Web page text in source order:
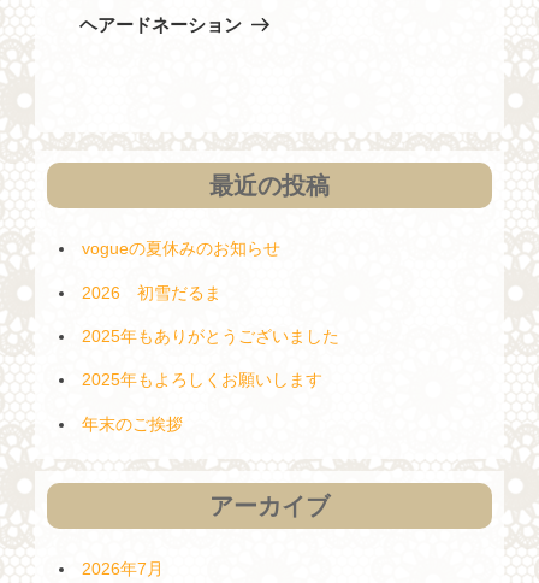
ゲ
ン
の
ヘアードネーション
最近の投稿
vogueの夏休みのお知らせ
2026 初雪だるま
2025年もありがとうございました
2025年もよろしくお願いします
年末のご挨拶
アーカイブ
2026年7月